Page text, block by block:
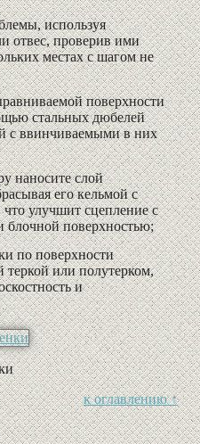
используя
отвес, проверив ими
местах с шагом не
поверхности
стальных дюбелей
с ввинчиваемыми в них
наносите слой
его кельмой с
что улучшит сцепление с
блочной поверхностью;
по поверхности
теркой или полутерком,
и
к оглавлению ↑